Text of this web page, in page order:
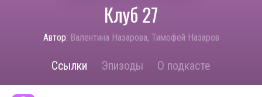
Клуб 27
Автор: Валентина Назарова, Тимофей Назаров
Ссылки Эпизоды О подкасте